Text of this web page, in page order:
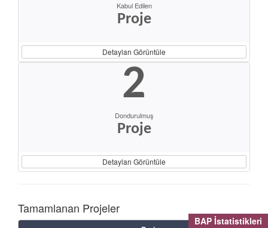
BAP İstatistikleri
Kabul Edilen
Proje
Detayları Görüntüle
2
Dondurulmuş
Proje
Detayları Görüntüle
Tamamlanan Projeler